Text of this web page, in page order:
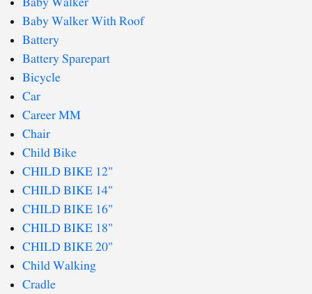
Baby Walker With Roof
Battery
Battery Sparepart
Bicycle
Car
Career MM
Chair
Child Bike
CHILD BIKE 12"
CHILD BIKE 14"
CHILD BIKE 16"
CHILD BIKE 18"
CHILD BIKE 20"
Child Walking
Cradle